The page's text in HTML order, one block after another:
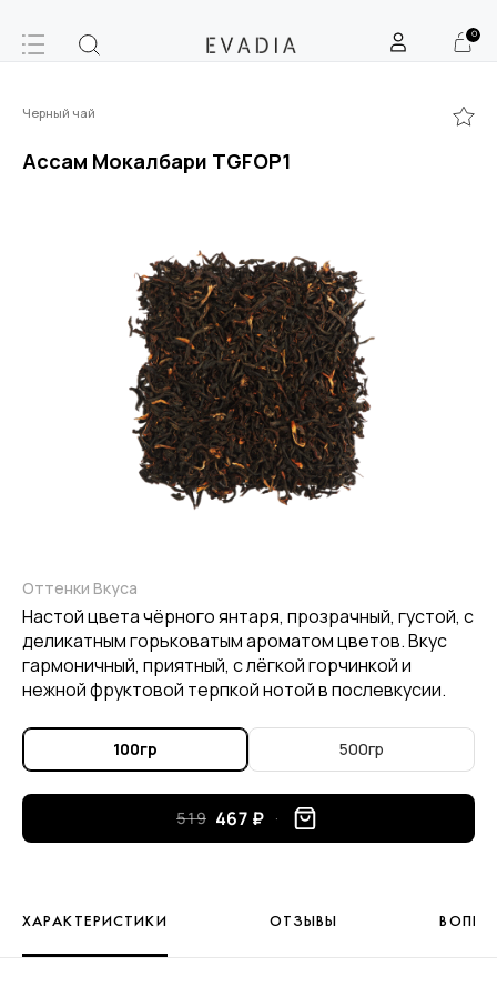
0
Черный чай
Ассам Мокалбари TGFOP1
Оттенки Вкуса
Настой цвета чёрного янтаря, прозрачный, густой, с
деликатным горьковатым ароматом цветов. Вкус
гармоничный, приятный, с лёгкой горчинкой и
нежной фруктовой терпкой нотой в послевкусии.
100гр 500гр
519 467 ₽
ХАРАКТЕРИСТИКИ ОТЗЫВЫ